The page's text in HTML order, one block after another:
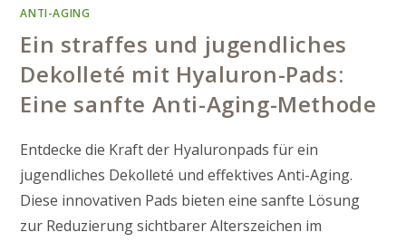
ANTI-AGING
Ein straffes und jugendliches
Dekolleté mit Hyaluron-Pads:
Eine sanfte Anti-Aging-Methode
Entdecke die Kraft der Hyaluronpads für ein
jugendliches Dekolleté und effektives Anti-Aging.
Diese innovativen Pads bieten eine sanfte Lösung
zur Reduzierung sichtbarer Alterszeichen im